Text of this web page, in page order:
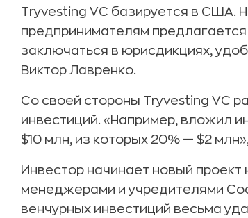
Tryvesting VC базируется в США.
предпринимателям
заключаться в юрисдикциях,
Виктор Лавренко.
Со своей стороны Tryvesting VC
инвестиций. «Например, вложил
$10 млн, из которых 20% — $2
Инвестор начинает новый
менеджерами и учредителями
венчурных инвестиций весьма